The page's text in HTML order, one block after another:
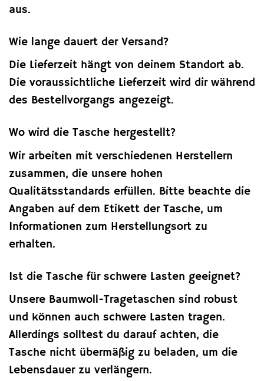
aus.
Wie lange dauert der Versand?
Die Lieferzeit hängt von deinem Standort ab.
Die voraussichtliche Lieferzeit wird dir während
des Bestellvorgangs angezeigt.
Wo wird die Tasche hergestellt?
Wir arbeiten mit verschiedenen Herstellern
zusammen, die unsere hohen
Qualitätsstandards erfüllen. Bitte beachte die
Angaben auf dem Etikett der Tasche, um
Informationen zum Herstellungsort zu
erhalten.
Ist die Tasche für schwere Lasten geeignet?
Unsere Baumwoll-Tragetaschen sind robust
und können auch schwere Lasten tragen.
Allerdings solltest du darauf achten, die
Tasche nicht übermäßig zu beladen, um die
Lebensdauer zu verlängern.